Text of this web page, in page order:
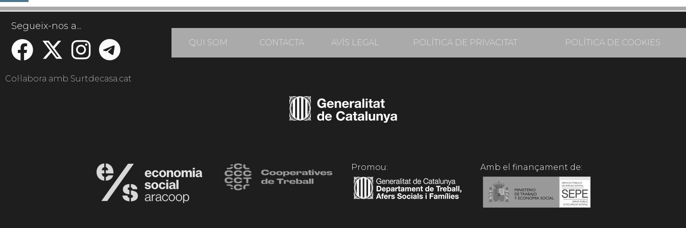
Segueix-nos a...
QUI SOM CONTACTA AVÍS LEGAL POLÍTICA DE PRIVACITAT POLÍTICA DE COOKIES
Col·labora amb Surtdecasa.cat
Promou: Amb el finançament de: